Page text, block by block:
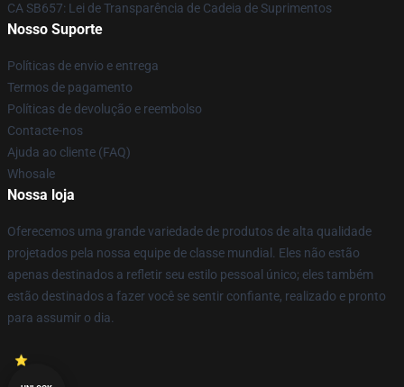
CA SB657: Lei de Transparência de Cadeia de Suprimentos
Nosso Suporte
Políticas de envio e entrega
Termos de pagamento
Políticas de devolução e reembolso
Contacte-nos
Ajuda ao cliente (FAQ)
Whosale
Nossa loja
Oferecemos uma grande variedade de produtos de alta qualidade
projetados pela nossa equipe de classe mundial. Eles não estão
apenas destinados a refletir seu estilo pessoal único; eles também
estão destinados a fazer você se sentir confiante, realizado e pronto
para assumir o dia.